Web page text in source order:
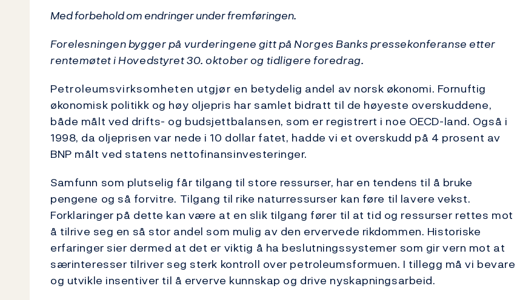
Med forbehold om endringer under fremføringen.
Forelesningen bygger på vurderingene gitt på Norges Banks pressekonferanse etter
rentemøtet i Hovedstyret 30. oktober og tidligere foredrag.
Petroleumsvirksomheten utgjør en betydelig andel av norsk økonomi. Fornuftig
økonomisk politikk og høy oljepris har samlet bidratt til de høyeste overskuddene,
både målt ved drifts- og budsjettbalansen, som er registrert i noe OECD-land. Også i
1998, da oljeprisen var nede i 10 dollar fatet, hadde vi et overskudd på 4 prosent av
BNP målt ved statens nettofinansinvesteringer.
Samfunn som plutselig får tilgang til store ressurser, har en tendens til å bruke
pengene og så forvitre. Tilgang til rike naturressurser kan føre til lavere vekst.
Forklaringer på dette kan være at en slik tilgang fører til at tid og ressurser rettes mot
å tilrive seg en så stor andel som mulig av den ervervede rikdommen. Historiske
erfaringer sier dermed at det er viktig å ha beslutningssystemer som gir vern mot at
særinteresser tilriver seg sterk kontroll over petroleumsformuen. I tillegg må vi bevare
og utvikle insentiver til å erverve kunnskap og drive nyskapningsarbeid.